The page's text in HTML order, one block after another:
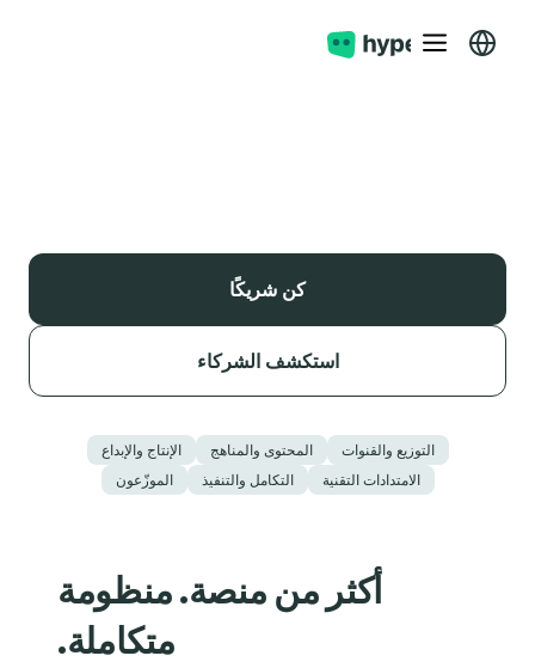
كن شريكًا
استكشف الشركاء
التوزيع والقنوات المحتوى والمناهج
الإنتاج والإبداع
الامتدادات التقنية
التكامل والتنفيذ الموزّعون
أكثر من منصة. منظومة
متكاملة.